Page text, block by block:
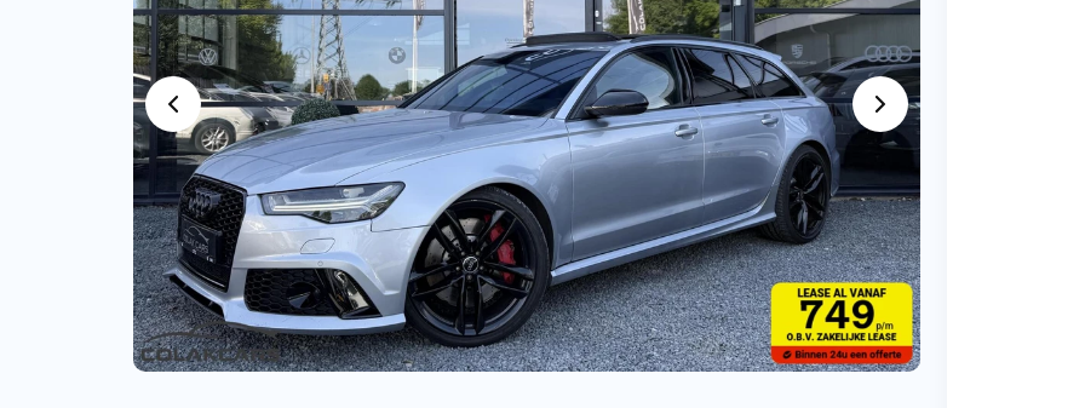
EV’s/Hybrides
Bekijk alle electrische auto’s
Bedrijfswagens
Bekijk alle bedrijfswagens
Budgetwagens
Bekijk alle budgetwagens
Audi
(2000+ auto's)
BMW
(2000+ auto's)
Particulier
Vragen over particulier
Jouw aanvraag
Vragen over jouw aanvraag
Leasevormen
Vragen over leasevormen